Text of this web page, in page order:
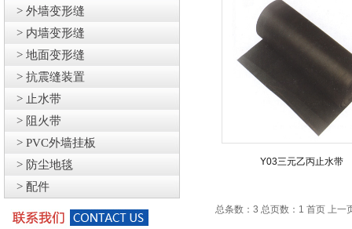
> 外墙变形缝
> 内墙变形缝
> 地面变形缝
> 抗震缝装置
> 止水带
> 阻火带
> PVC外墙挂板
> 防尘地毯
> 配件
Y03三元乙丙止水带
总条数：3 总页数：1首页 上一